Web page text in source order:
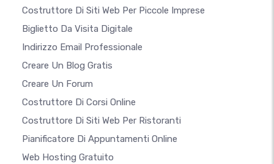
Costruttore Di Siti Web Per Piccole Imprese
Biglietto Da Visita Digitale
Indirizzo Email Professionale
Creare Un Blog Gratis
Creare Un Forum
Costruttore Di Corsi Online
Costruttore Di Siti Web Per Ristoranti
Pianificatore Di Appuntamenti Online
Web Hosting Gratuito